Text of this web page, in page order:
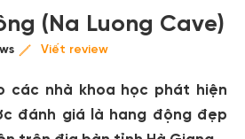
(Na Luong Cave)
Viết review
các nhà khoa học phát hiện
đánh giá là hang động đẹp